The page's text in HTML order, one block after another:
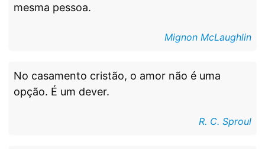
mesma pessoa.
Mignon McLaughlin
No casamento cristão, o amor não é uma
opção. É um dever.
R. C. Sproul